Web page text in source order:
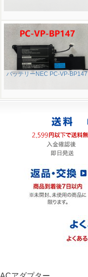
バッテリーNEC PC-VP-BP147